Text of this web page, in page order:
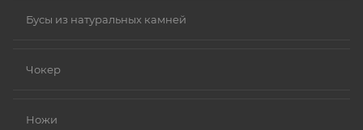
Бусы из натуральных камней
Чокер
Ножи